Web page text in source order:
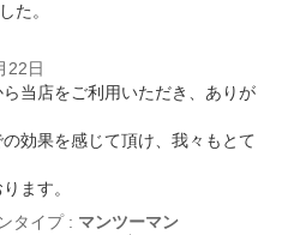
た。
22日
当店をご利用いただき、ありが
効果を感じて頂け、我々もとて
ます。
タイプ : マンツーマン